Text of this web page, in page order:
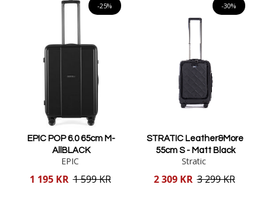
-25%
EPIC POP 6.0 65cm M-
AllBLACK
EPIC
Reducerat
1 195 KR 1 599 KR
-30%
STRATIC Leather&More
55cm S - Matt Black
Stratic
Reducerat
2 309 KR 3 299 KR